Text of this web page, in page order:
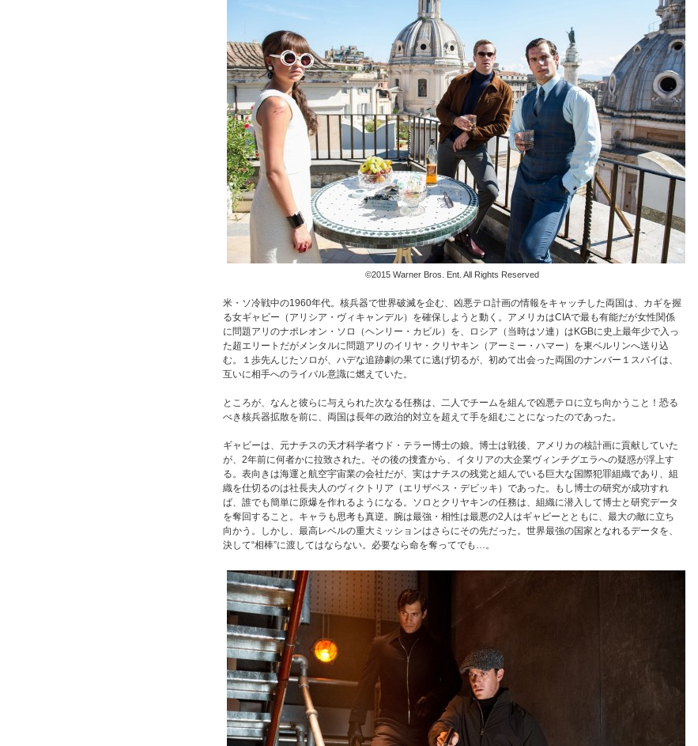
©2015 Warner Bros. Ent. All Rights Reserved
米・ソ冷戦中の1960年代。核兵器で世界破滅を企む、凶悪テロ計画の情報をキャッチした両国は、カギを握
る女ギャビー（アリシア・ヴィキャンデル）を確保しようと動く。アメリカはCIAで最も有能だが女性関係
に問題アリのナポレオン・ソロ（ヘンリー・カビル）を、ロシア（当時はソ連）はKGBに史上最年少で入っ
た超エリートだがメンタルに問題アリのイリヤ・クリヤキン（アーミー・ハマー）を東ベルリンへ送り込
む。１歩先んじたソロが、ハデな追跡劇の果てに逃げ切るが、初めて出会った両国のナンバー１スパイは、
互いに相手へのライバル意識に燃えていた。
ところが、なんと彼らに与えられた次なる任務は、二人でチームを組んで凶悪テロに立ち向かうこと！恐る
べき核兵器拡散を前に、両国は長年の政治的対立を超えて手を組むことになったのであった。
ギャビーは、元ナチスの天才科学者ウド・テラー博士の娘。博士は戦後、アメリカの核計画に貢献していた
が、2年前に何者かに拉致された。その後の捜査から、イタリアの大企業ヴィンチグエラへの疑惑が浮上す
る。表向きは海運と航空宇宙業の会社だが、実はナチスの残党と組んでいる巨大な国際犯罪組織であり、組
織を仕切るのは社長夫人のヴィクトリア（エリザベス・デビッキ）であった。もし博士の研究が成功すれ
ば、誰でも簡単に原爆を作れるようになる。ソロとクリヤキンの任務は、組織に潜入して博士と研究データ
を奪回すること。キャラも思考も真逆。腕は最強・相性は最悪の2人はギャビーとともに、最大の敵に立ち
向かう。しかし、最高レベルの重大ミッションはさらにその先だった。世界最強の国家となれるデータを、
決して“相棒”に渡してはならない。必要なら命を奪ってでも…。